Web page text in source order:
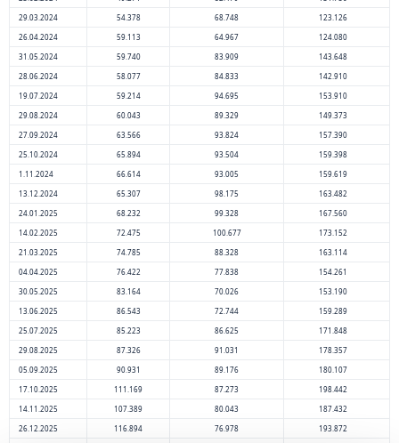
29.03.2024
54.378 68.748
123.126
26.04.2024
59.113 64.967
124.080
31.05.2024
59.740 83.909
143.648
28.06.2024
58.077 84.833
142.910
19.07.2024
59.214 94.695
153.910
29.08.2024
60.043 89.329
149.373
27.09.2024
63.566 93.824
157.390
25.10.2024
65.894 93.504
159.398
1.11.2024
66.614 93.005
159.619
13.12.2024
65.307 98.175
163.482
24.01.2025
68.232 99.328
167.560
14.02.2025
72.475 100.677
173.152
21.03.2025
74.785 88.328
163.114
04.04.2025
76.422 77.838
154.261
30.05.2025
83.164 70.026
153.190
13.06.2025
86.543 72.744
159.289
25.07.2025
85.223 86.625
171.848
29.08.2025
87.326 91.031
178.357
05.09.2025
90.931 89.176
180.107
17.10.2025
111.169 87.273
198.442
14.11.2025
107.389 80.043
187.432
26.12.2025
116.894 76.978
193.872